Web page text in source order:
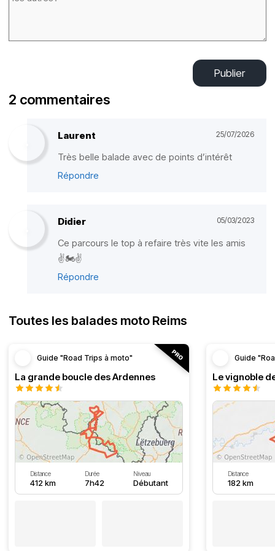
Publier
2 commentaires
Laurent 25/07/2026
Très belle balade avec de points d’intérêt
Répondre
Didier 05/03/2023
Ce parcours le top à refaire très vite les amis
✌️🏍✌️
Répondre
Toutes les balades moto Reims
Guide "Road Trips à moto"
La grande boucle des Ardennes
Distance
412 km
Durée
7h42
Niveau
Débutant
Guide
Le vignoble
Distance
182 km